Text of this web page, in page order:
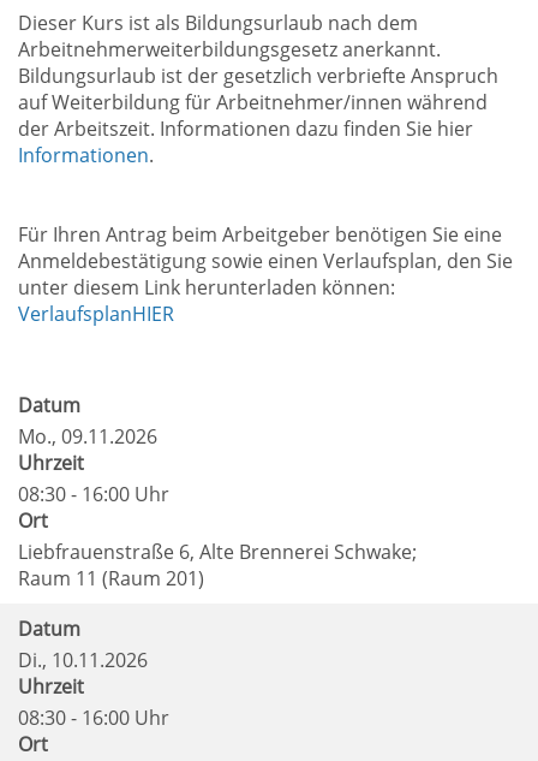
Dieser Kurs ist als Bildungsurlaub nach dem
Arbeitnehmerweiterbildungsgesetz anerkannt.
Bildungsurlaub ist der gesetzlich verbriefte Anspruch
auf Weiterbildung für Arbeitnehmer/innen während
der Arbeitszeit. Informationen dazu finden Sie hier
Informationen.
Für Ihren Antrag beim Arbeitgeber benötigen Sie eine
Anmeldebestätigung sowie einen Verlaufsplan, den Sie
unter diesem Link herunterladen können:
VerlaufsplanHIER
Datum
Mo., 09.11.2026
Uhrzeit
08:30 - 16:00 Uhr
Ort
Liebfrauenstraße 6, Alte Brennerei Schwake;
Raum 11 (Raum 201)
Datum
Di., 10.11.2026
Uhrzeit
08:30 - 16:00 Uhr
Ort